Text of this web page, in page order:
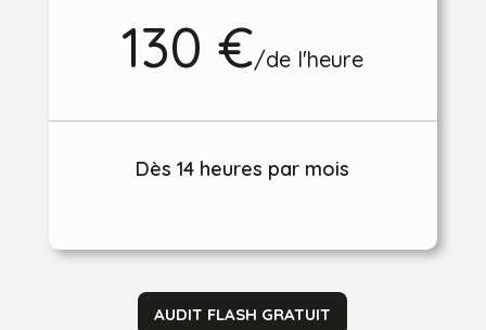
130 €/de l'heure
Dès 14 heures par mois
AUDIT FLASH GRATUIT